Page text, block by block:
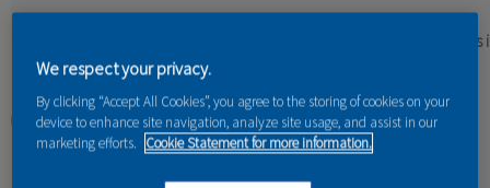
Revolučný nástroj na výber toho správneho odtieňa! Vzorka
otvorte, maľujte - je to naozaj jednoduché!
čítať viaco dulux tester easycare
KOLEKCIA 45 ODTIEŇOV
We respect your privacy.
By clicking “Accept All Cookies”, you agree to the storing of cookies on your
device to enhance site navigation, analyze site usage, and assist in our
marketing efforts. Cookie Statement for more information.